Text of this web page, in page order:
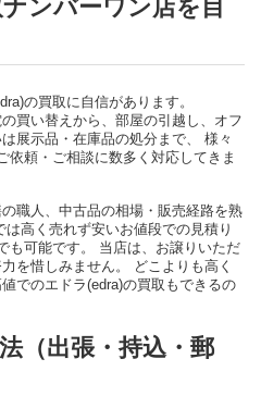
ンバーワン店を目
の買取に自信があります。
買い替えから、部屋の引越し、オフ
展示品・在庫品の処分まで、 様々
依頼・ご相談に数多く対応してきま
職人、中古品の相場・販売経路を熟
高く売れず安いお値段での見積り
も可能です。 当店は、お譲りいただ
を惜しみません。 どこよりも高く
でのエドラ(edra)の買取もできるの
（出張・持込・郵